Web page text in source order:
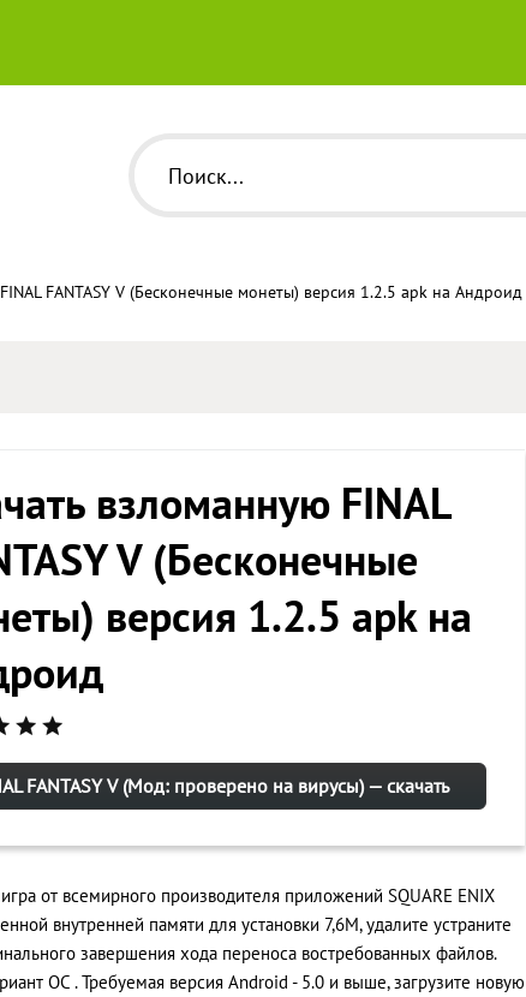
FANTASY V (Бесконечные монеты) версия 1.2.5 apk на Андроид
взломанную FINAL
V (Бесконечные
версия 1.2.5 apk на
FANTASY V (Мод: проверено на вирусы) — скачать
от всемирного производителя приложений SQUARE ENIX
внутренней памяти для установки 7,6M, удалите устраните
завершения хода переноса востребованных файлов.
ОС . Требуемая версия Android - 5.0 и выше, загрузите новую